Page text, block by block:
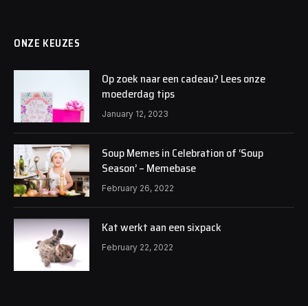
ONZE KEUZES
Op zoek naar een cadeau? Lees onze
moederdag tips
January 12, 2023
Soup Memes in Celebration of ‘Soup
Season’ – Memebase
February 26, 2022
Kat werkt aan een sixpack
February 22, 2022